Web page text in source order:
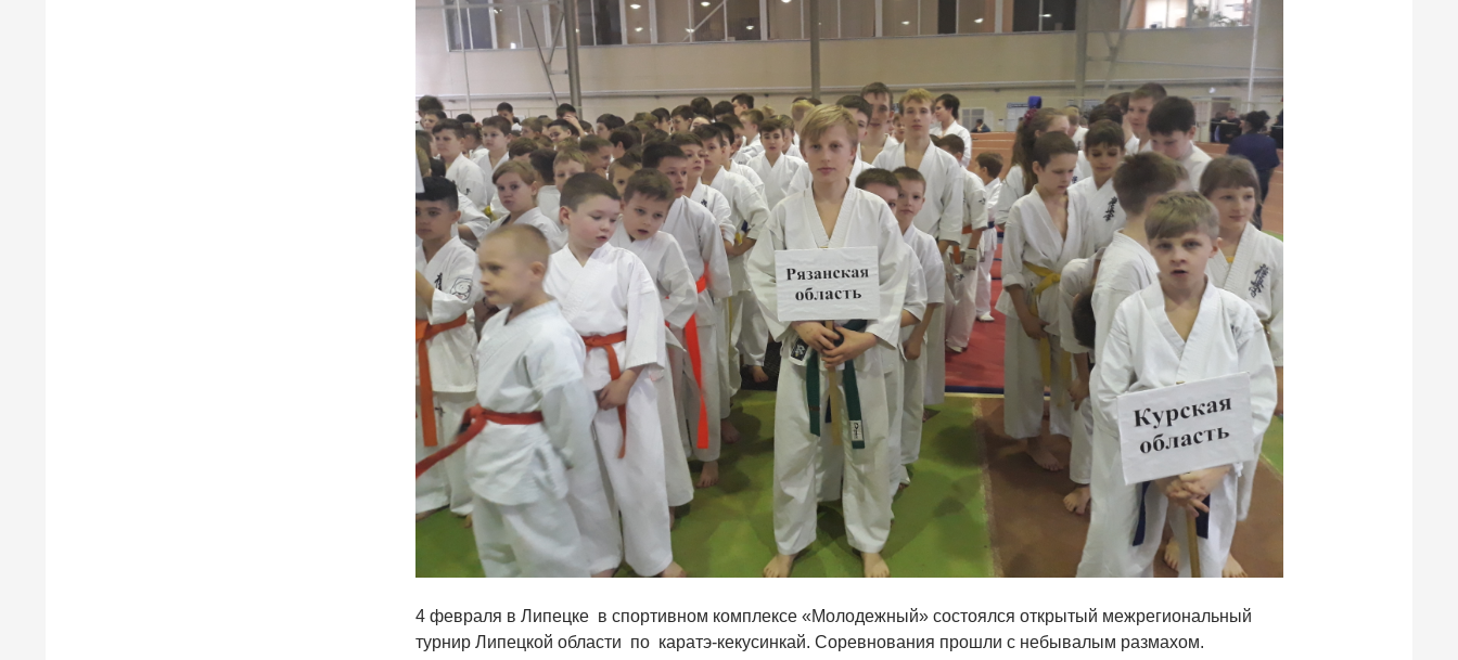
4 февраля в Липецке в спортивном комплексе «Молодежный» состоялся открытый межрегиональный
турнир Липецкой области по каратэ-кекусинкай. Соревнования прошли с небывалым размахом.